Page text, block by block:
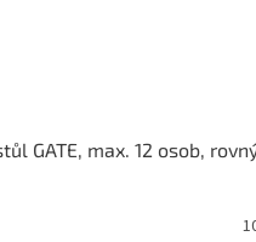
GATE, max. 12 osob,